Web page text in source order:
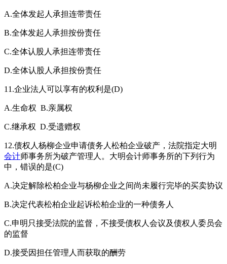
A.全体发起人承担连带责任
B.全体发起人承担按份责任
C.全体认股人承担连带责任
D.全体认股人承担按份责任
11.企业法人可以享有的权利是(D)
A.生命权 B.亲属权
C.继承权 D.受遗赠权
12.债权人杨柳企业申请债务人松柏企业破产，法院指定大明
会计师事务所为破产管理人。大明会计师事务所的下列行为
中，错误的是(C)
A.决定解除松柏企业与杨柳企业之间尚未履行完毕的买卖协议
B.决定代表松柏企业起诉松柏企业的一种债务人
C.申明只接受法院的监督，不接受债权人会议及债权人委员会
的监督
D.接受因担任管理人而获取的酬劳